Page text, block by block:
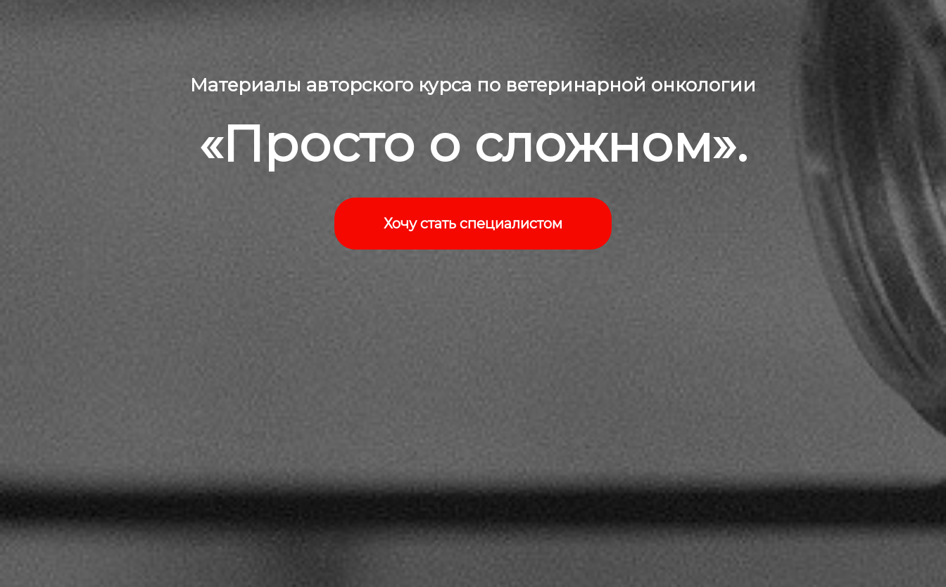
Материалы авторского курса по ветеринарной онкологии
«Просто о сложном».
Хочу стать специалистом